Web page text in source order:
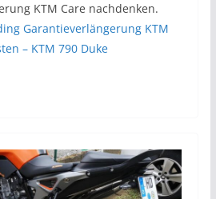
KTM Care nachdenken.
Garantieverlängerung KTM
– KTM 790 Duke